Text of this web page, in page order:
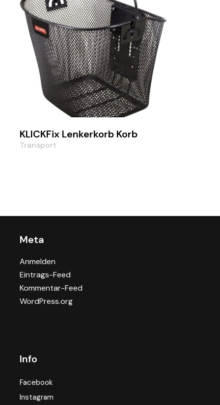
KLICKFix Lenkerkorb Korb
Transport
Meta
Anmelden
Eintrags-Feed
Kommentar-Feed
WordPress.org
Info
Facebook
Instagram